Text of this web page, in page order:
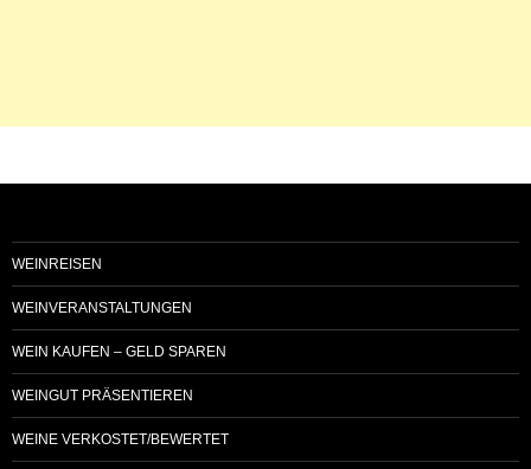
WEINREISEN
WEINVERANSTALTUNGEN
WEIN KAUFEN – GELD SPAREN
WEINGUT PRÄSENTIEREN
WEINE VERKOSTET/BEWERTET